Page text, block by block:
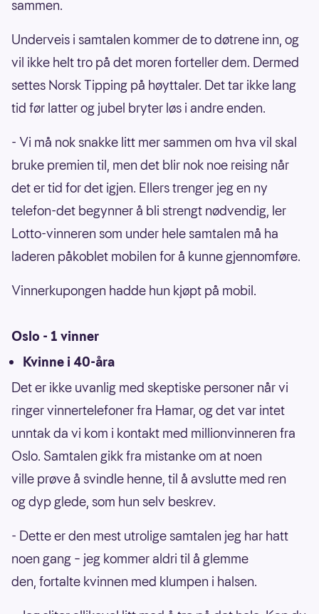
sammen.
Underveis i samtalen kommer de to døtrene inn, og
vil ikke helt tro på det moren forteller dem. Dermed
settes Norsk Tipping på høyttaler. Det tar ikke lang
tid før latter og jubel bryter løs i andre enden.
- Vi må nok snakke litt mer sammen om hva vil skal
bruke premien til, men det blir nok noe reising når
det er tid for det igjen. Ellers trenger jeg en ny
telefon-det begynner å bli strengt nødvendig, ler
Lotto-vinneren som under hele samtalen må ha
laderen påkoblet mobilen for å kunne gjennomføre.
Vinnerkupongen hadde hun kjøpt på mobil.
Oslo - 1 vinner
Kvinne i 40-åra
Det er ikke uvanlig med skeptiske personer når vi
ringer vinnertelefoner fra Hamar, og det var intet
unntak da vi kom i kontakt med millionvinneren fra
Oslo. Samtalen gikk fra mistanke om at noen
ville prøve å svindle henne, til å avslutte med ren
og dyp glede, som hun selv beskrev.
- Dette er den mest utrolige samtalen jeg har hatt
noen gang – jeg kommer aldri til å glemme
den, fortalte kvinnen med klumpen i halsen.